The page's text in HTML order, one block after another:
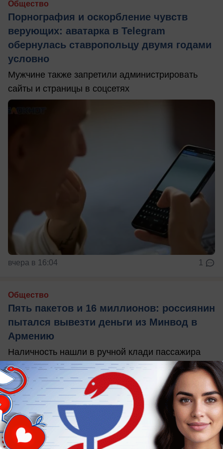
Общество
Порнография и оскорбление чувств
верующих: аватарка в Telegram
обернулась ставропольцу двумя годами
условно
Мужчине также запретили администрировать
сайты и страницы в соцсетях
вчера в 16:04 1
Общество
Пять пакетов и 16 миллионов: россиянин
пытался вывезти деньги из Минвод в
Армению
Наличность нашли в ручной клади пассажира